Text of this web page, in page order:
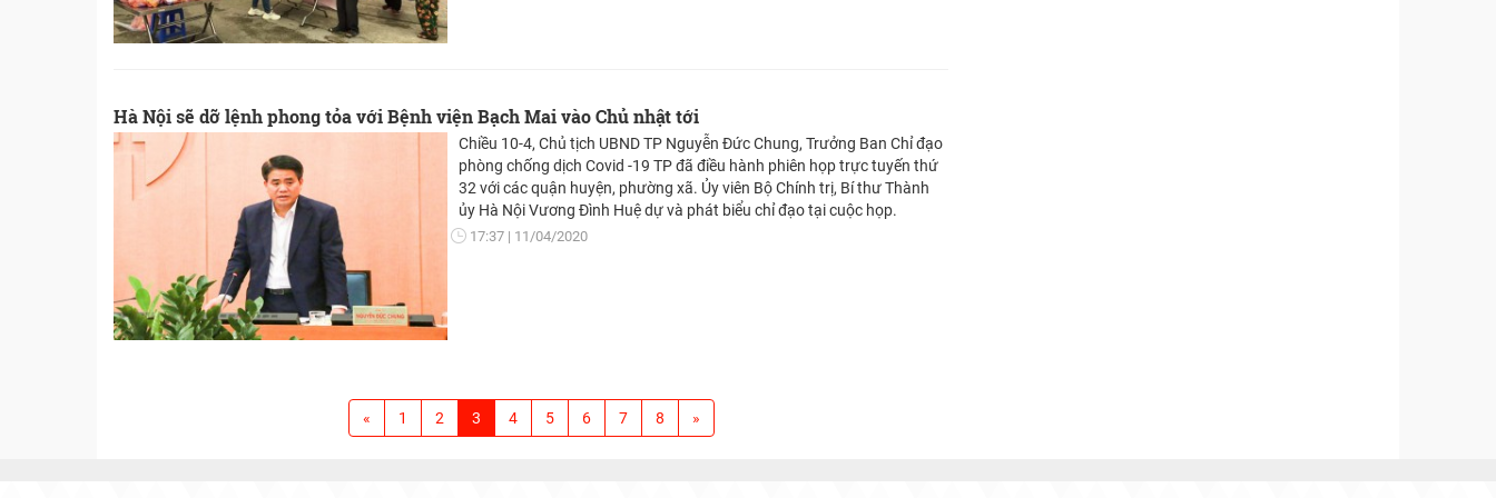
Hà Nội sẽ dỡ lệnh phong tỏa với Bệnh viện Bạch Mai vào Chủ nhật tới
Chiều 10-4, Chủ tịch UBND TP Nguyễn Đức Chung, Trưởng Ban Chỉ đạo
phòng chống dịch Covid -19 TP đã điều hành phiên họp trực tuyến thứ
32 với các quận huyện, phường xã. Ủy viên Bộ Chính trị, Bí thư Thành
ủy Hà Nội Vương Đình Huệ dự và phát biểu chỉ đạo tại cuộc họp.
17:37 11/04/2020
« 1 2 3 4 5 6 7 8 »